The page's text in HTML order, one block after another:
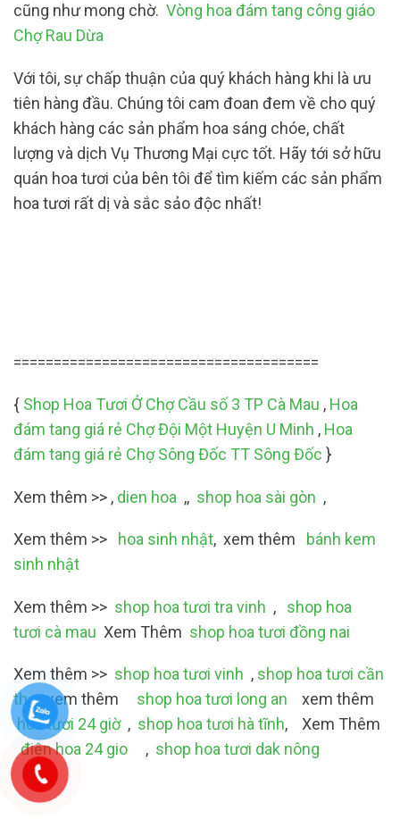
cũng như mong chờ. Vòng hoa đám tang công giáo
Chợ Rau Dừa
Với tôi, sự chấp thuận của quý khách hàng khi là ưu
tiên hàng đầu. Chúng tôi cam đoan đem về cho quý
khách hàng các sản phẩm hoa sáng chóe, chất
lượng và dịch Vụ Thương Mại cực tốt. Hãy tới sở hữu
quán hoa tươi của bên tôi để tìm kiếm các sản phẩm
hoa tươi rất dị và sắc sảo độc nhất!
======================================
{ Shop Hoa Tươi Ở Chợ Cầu số 3 TP Cà Mau , Hoa
đám tang giá rẻ Chợ Đội Một Huyện U Minh , Hoa
đám tang giá rẻ Chợ Sông Đốc TT Sông Đốc }
Xem thêm >> , dien hoa ,, shop hoa sài gòn ,
Xem thêm >> hoa sinh nhật, xem thêm bánh kem
sinh nhật
Xem thêm >> shop hoa tươi tra vinh , shop hoa
tươi cà mau Xem Thêm shop hoa tươi đồng nai
Xem thêm >> shop hoa tươi vinh , shop hoa tươi cần
thơ,xem thêm shop hoa tươi long an xem thêm
hoa tươi 24 giờ , shop hoa tươi hà tĩnh, Xem Thêm
điện hoa 24 gio
, shop hoa tươi dak nông